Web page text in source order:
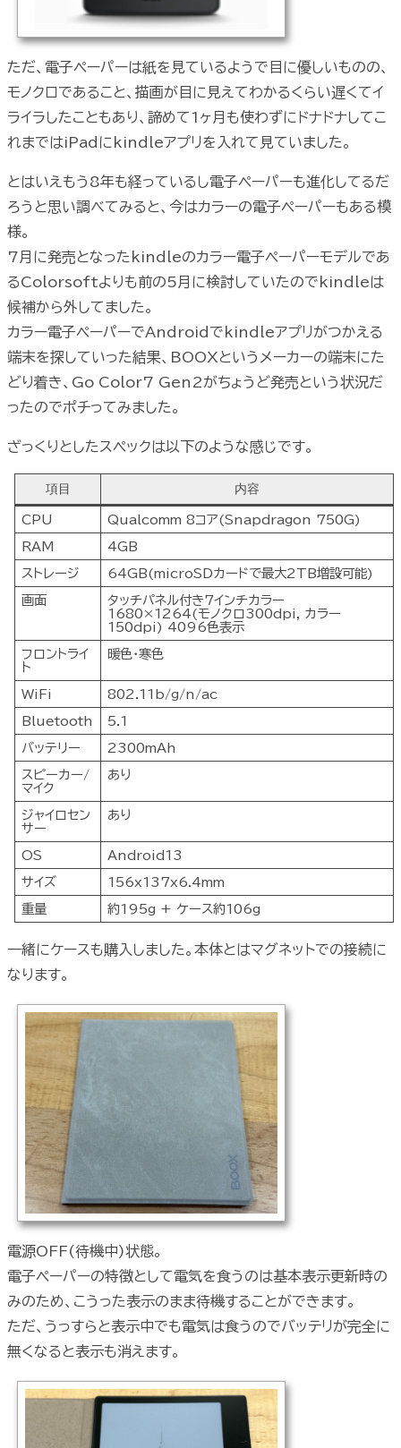
ただ、電子ペーパーは紙を見ているようで目に優しいものの、
モノクロであること、描画が目に見えてわかるくらい遅くてイ
ライラしたこともあり、諦めて1ヶ月も使わずにドナドナしてこ
れまではiPadにkindleアプリを入れて見ていました。
とはいえもう8年も経っているし電子ペーパーも進化してるだ
ろうと思い調べてみると、今はカラーの電子ペーパーもある模
様。
7月に発売となったkindleのカラー電子ペーパーモデルであ
るColorsoftよりも前の5月に検討していたのでkindleは
候補から外してました。
カラー電子ペーパーでAndroidでkindleアプリがつかえる
端末を探していった結果、BOOXというメーカーの端末にた
どり着き、Go Color7 Gen2がちょうど発売という状況だ
ったのでポチってみました。
ざっくりとしたスペックは以下のような感じです。
項目 内容
CPU
Qualcomm 8コア(Snapdragon 750G)
RAM
4GB
ストレージ
64GB(microSDカードで最大2TB増設可能)
画面
タッチパネル付き7インチカラー
1680×1264(モノクロ300dpi, カラー
150dpi) 4096色表示
フロントライ
ト
暖色・寒色
WiFi
802.11b/g/n/ac
Bluetooth
5.1
バッテリー
2300mAh
スピーカー/
マイク
あり
ジャイロセン
サー
あり
OS
Android13
サイズ
156x137x6.4mm
重量
約195g + ケース約106g
一緒にケースも購入しました。本体とはマグネットでの接続に
なります。
電源OFF(待機中)状態。
電子ペーパーの特徴として電気を食うのは基本表示更新時の
みのため、こうった表示のまま待機することができます。
ただ、うっすらと表示中でも電気は食うのでバッテリが完全に
無くなると表示も消えます。